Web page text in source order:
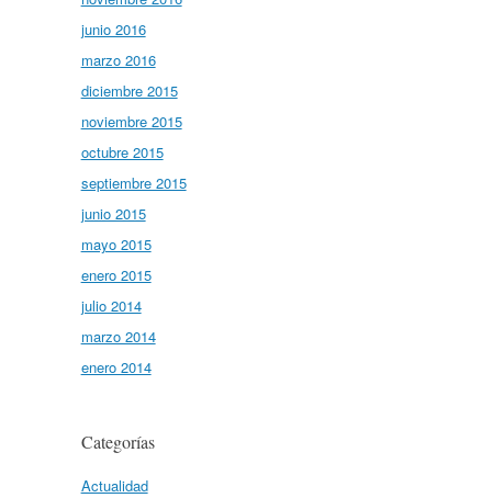
junio 2016
marzo 2016
diciembre 2015
noviembre 2015
octubre 2015
septiembre 2015
junio 2015
mayo 2015
enero 2015
julio 2014
marzo 2014
enero 2014
Categorías
Actualidad